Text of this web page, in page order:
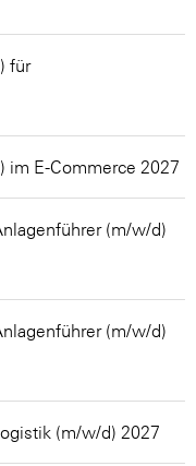
für
im E-Commerce 2027
(m/w/d)
(m/w/d)
(m/w/d) 2027